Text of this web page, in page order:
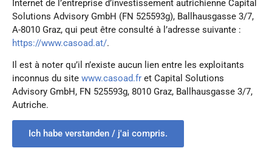
Currently no download available
Internet de l’entreprise d’investissement autrichienne Capital
Solutions Advisory GmbH (FN 525593g), Ballhausgasse 3/7,
A-8010 Graz, qui peut être consulté à l’adresse suivante :
https://www.casoad.at/.
Il est à noter qu’il n’existe aucun lien entre les exploitants
inconnus du site www.casoad.fr et Capital Solutions
Advisory GmbH, FN 525593g, 8010 Graz, Ballhausgasse 3/7,
Autriche.
Ich habe verstanden / j'ai compris.